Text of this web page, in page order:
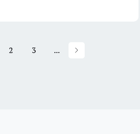
2 3 ...